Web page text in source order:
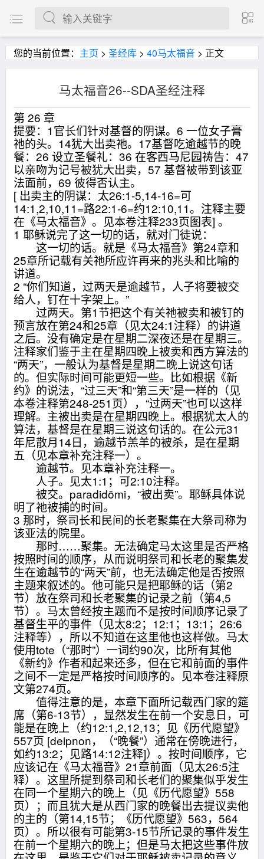
您的当前位置： 主页 >圣经库 >40马太福音 > 正文
马太福音26--SDA圣经注释
第 26 章
提要：1官长们针对基督的阴谋。6 一位女子膏
祂的头。14犹大出卖祂。17基督吃逾越节的晚
餐：26 设立圣餐礼：36 在客西马尼园祷告：47
以亲吻为记号被犹大出卖，57 基督被带到该亚
法面前，69 彼得否认主。
[ 出卖主的阴谋：太26:1-5,14-16=可
14:1,2,10,11=路22:1-6=约12:10,11。注释主要
在《马太福音》。见本卷注释233页图表] 。
1 耶稣说完了这一切的话，就对门徒说：
这一切的话。就是《马太福音》第24章和
25章所记载有关祂所应许再来的兆头和比喻的
讲道。
2 “你们知道，过两天是逾越节，人子将要被交
给人，钉在十字架上。”
过两天。第1节把这个有关祂被卖和被钉的
预言放在第24和25章（见太24:1注释）的讲道
之后。没有确定是在星期二深夜还是在星期三。
注释家们鉴于主在星期四晚上被卖和西方算法的
“两天”，一般认为基督是星期二晚上说这句话
的。但实际时间可能更短一些。比如根据《新
约》的说法，“过三天”和“第三天”是一样的（见
本卷注释第248-251页），“过两天”也可以这样
理解。主被出卖是在星期四晚上。根据犹太人的
算法，基督是在星期三说这句话的。在公元31
年尼散月14日，逾越节羔羊的被杀，是在星期
五（见本章补充注释一）。
逾越节。见本章补充注释一。
人子。见太1:1；可2:10注释。
被交。paradidōmi，“被出卖”。耶稣具体说
明了祂被捕的时间。
3 那时，祭司长和民间的长老聚集在大祭司称为
该亚法的院里。
那时……聚集。无法确定马太这里是否严格
按照时间的顺序，从而说明祭司和长老的聚集发
生在逾越节的“两天”前，也无法确定他是否按照
主题来叙述的。他可能只是把耶稣的话（第2
节）放在祭司和长老聚集的记录之前（第4,5
节）。马太曾经按主题而不是按时间顺序记录了
基督生平的事件（见太8:2；12:1；13:1；26:6
注释等），所以不知道在这里他也这样做。马太
使用tote（“那时”）一词约90次，比所有其他
《新约》作者和起来还多，但在它和前面的事件
之间不一定是严格按时间顺序的。见本卷注释原
文第274页。
值得注意的是，本章下面所记载西门家的筵
席（第6-13节），显然发生在前一个安息日，可
能是在晚上（约12:1,2,12,13；见《历代愿望》
557页 [deipnon，（“晚餐”）通常在傍晚进行，
如约13:2；见路14:12注释]）。按时间顺序，它
应该记在《马太福音》21章前面（见太26:5注
释）。这里所提到祭司和长老们的聚集似乎发生
在同一个星期六的晚上（见《历代愿望》558
页）；而且犹大是从西门家的晚餐出去提议卖他
的主的（第14,15节；《历代愿望》563，564
页）。所以很有可能第3-15节所记录的事件发生
在前一个星期六的晚上；但是马太把这些事件放